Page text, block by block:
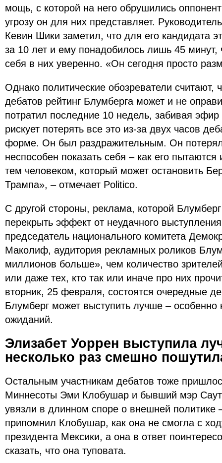
мощь, с которой на него обрушились
угрозу он для них представляет.
Кевин Шики заметил, что для его кандидата
за 10 лет и ему понадобилось лишь 45 минут,
себя в них уверенно. «Он сегодня просто
Однако политические обозреватели считают,
дебатов рейтинг Блумберга может и не
потратил последние 10 недель, забивая
рискует потерять все это из-за двух часов
форме. Он был раздражительным. Он
неспособен показать себя – как его
тем человеком, который может остановить
Трампа», – отмечает Politico.
С другой стороны, реклама, которой
перекрыть эффект от неудачного
председатель национального комитета
Маколиф, аудитория рекламных роликов
миллионов больше», чем количество
или даже тех, кто так или иначе про них
вторник, 25 февраля, состоятся очередные
Блумберг может выступить лучше –
ожиданий.
Элизабет Уоррен выступила
несколько раз смешно
Остальным участникам дебатов тоже
Миннесоты Эми Клобушар и бывший мэр
увязли в длинном споре о внешней политике
припомнил Клобушар, как она не смогла с
президента Мексики, а она в ответ
сказать, что она туповата.